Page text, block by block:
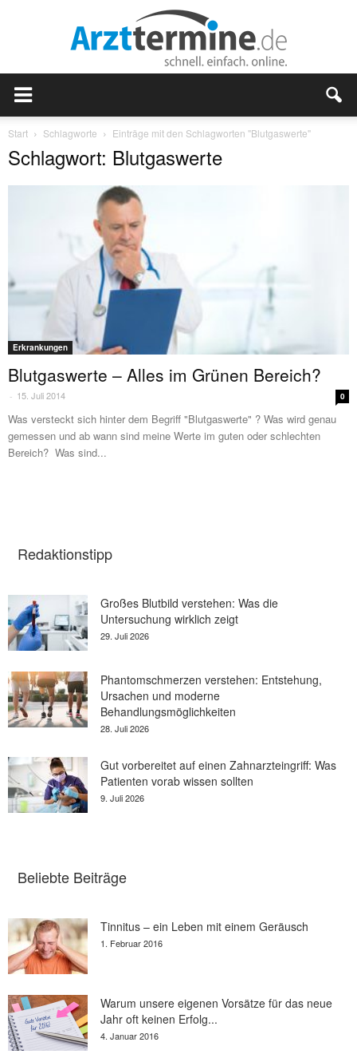
Start Schlagworte Einträge mit den Schlagworten "Blutgaswerte"
Schlagwort: Blutgaswerte
Erkrankungen
Blutgaswerte – Alles im Grünen Bereich?
- 15. Juli 2014 0
Was versteckt sich hinter dem Begriff "Blutgaswerte" ? Was wird genau
gemessen und ab wann sind meine Werte im guten oder schlechten
Bereich? Was sind...
Redaktionstipp
Großes Blutbild verstehen: Was die
Untersuchung wirklich zeigt
29. Juli 2026
Phantomschmerzen verstehen: Entstehung,
Ursachen und moderne
Behandlungsmöglichkeiten
28. Juli 2026
Gut vorbereitet auf einen Zahnarzteingriff: Was
Patienten vorab wissen sollten
9. Juli 2026
Beliebte Beiträge
Tinnitus – ein Leben mit einem Geräusch
1. Februar 2016
Warum unsere eigenen Vorsätze für das neue
Jahr oft keinen Erfolg...
4. Januar 2016